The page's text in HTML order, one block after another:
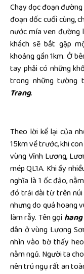
Chạy dọc đoạn
đoạn dốc cuối cùng,
nước mía ven đường
khách sẽ bắt gặp
khoảng gần 1km. Ở
tay phải có những
trong những tường
Trang.
Theo lời kể lại của
15km về trước, khi
vùng Vĩnh Lương,
mép QL1A. Khi ấy
nghĩa là 1 ốc đảo,
đó trải dài từ trên núi
nhưng do quá hoang
làm rẫy. Tên gọi
dân ở vùng Lương
nhìn vào bờ thấy
nằm ngủ. Người ta
nên trú ngụ rất an